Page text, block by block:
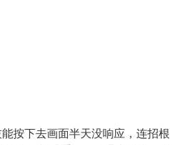
按下去画面半天没响应，连招根